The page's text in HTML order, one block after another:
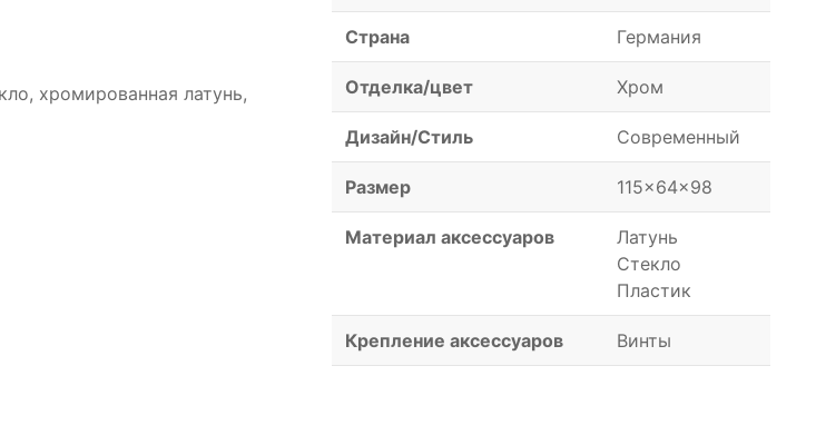
хромированная латунь,
Страна Германия
Отделка/цвет Хром
Дизайн/Стиль Современный
Размер 115x64x98
Материал аксессуаров
Латунь
Стекло
Пластик
Крепление аксессуаров Винты